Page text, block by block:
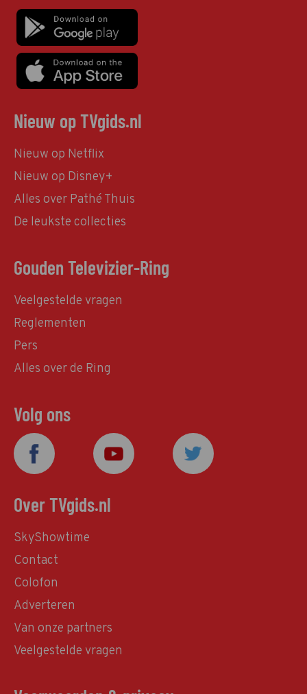
Nieuw op TVgids.nl
Nieuw op Netflix
Nieuw op Disney+
Alles over Pathé Thuis
De leukste collecties
Gouden Televizier-Ring
Veelgestelde vragen
Reglementen
Pers
Alles over de Ring
Volg ons
Over TVgids.nl
SkyShowtime
Contact
Colofon
Adverteren
Van onze partners
Veelgestelde vragen